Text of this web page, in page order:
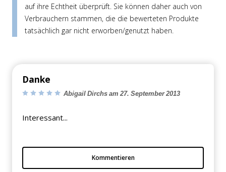
auf ihre Echtheit überprüft. Sie können daher auch von
Verbrauchern stammen, die die bewerteten Produkte
tatsächlich gar nicht erworben/genutzt haben.
Danke
Abigail Dirchs am 27. September 2013
Interessant...
Kommentieren